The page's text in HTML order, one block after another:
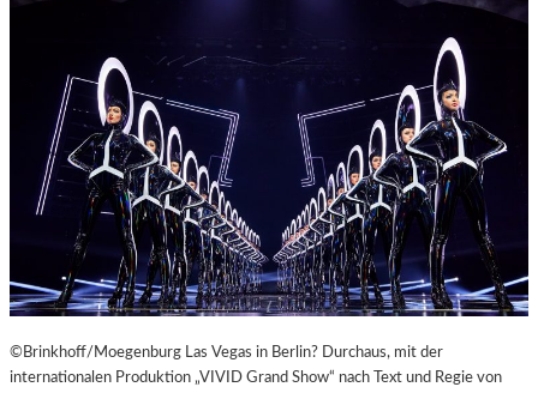
©Brinkhoff/Moegenburg Las Vegas in Berlin? Durchaus, mit der
internationalen Produktion „VIVID Grand Show“ nach Text und Regie von